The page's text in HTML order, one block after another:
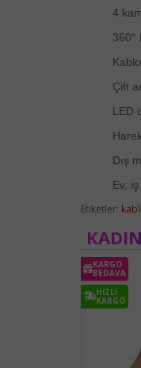
4
360°
Çift
LED
Dış
Ev,
Etiketler:
KARGO
BEDAVA
HIZLI
KARGO